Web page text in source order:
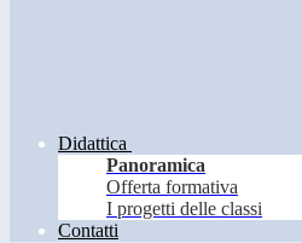
Didattica
Panoramica
Offerta formativa
I progetti delle classi
Contatti